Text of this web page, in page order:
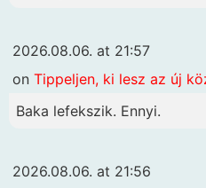
2026.08.06. at 21:57
on Tippeljen, ki lesz az új
Baka lefekszik. Ennyi.
2026.08.06. at 21:56